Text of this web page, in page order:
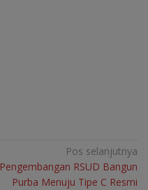
Pos selanjutnya
Pengembangan RSUD Bangun
Purba Menuju Tipe C Resmi